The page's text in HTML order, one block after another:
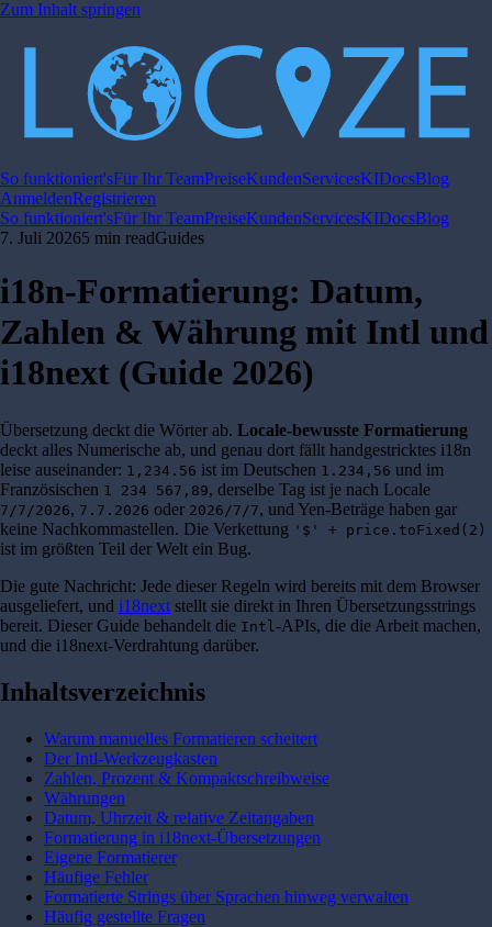
Zum Inhalt springen
So funktioniert'sFür Ihr TeamPreiseKundenServicesKIDocsBlog
AnmeldenRegistrieren
So funktioniert'sFür Ihr TeamPreiseKundenServicesKIDocsBlog
7. Juli 20265 min readGuides
i18n-Formatierung: Datum,
Zahlen & Währung mit Intl und
i18next (Guide 2026)
Übersetzung deckt die Wörter ab. Locale-bewusste Formatierung
deckt alles Numerische ab, und genau dort fällt handgestricktes i18n
leise auseinander: 1,234.56 ist im Deutschen 1.234,56 und im
Französischen 1 234 567,89, derselbe Tag ist je nach Locale
7/7/2026, 7.7.2026 oder 2026/7/7, und Yen-Beträge haben gar
keine Nachkommastellen. Die Verkettung '$' + price.toFixed(2)
ist im größten Teil der Welt ein Bug.
Die gute Nachricht: Jede dieser Regeln wird bereits mit dem Browser
ausgeliefert, und i18next stellt sie direkt in Ihren Übersetzungsstrings
bereit. Dieser Guide behandelt die Intl-APIs, die die Arbeit machen,
und die i18next-Verdrahtung darüber.
Inhaltsverzeichnis
Warum manuelles Formatieren scheitert
Der Intl-Werkzeugkasten
Zahlen, Prozent & Kompaktschreibweise
Währungen
Datum, Uhrzeit & relative Zeitangaben
Formatierung in i18next-Übersetzungen
Eigene Formatierer
Häufige Fehler
Formatierte Strings über Sprachen hinweg verwalten
Häufig gestellte Fragen